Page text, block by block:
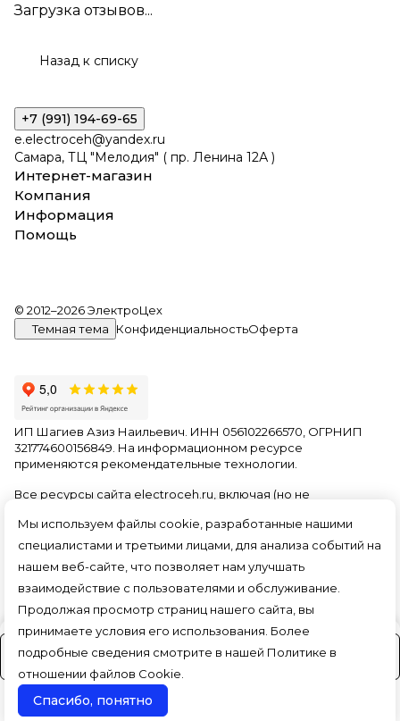
Загрузка отзывов...
Назад к списку
Мы используем файлы cookie, разработанные нашими
специалистами и третьими лицами, для анализа событий на
нашем веб-сайте, что позволяет нам улучшать
взаимодействие с пользователями и обслуживание.
Продолжая просмотр страниц нашего сайта, вы
принимаете условия его использования. Более
подробные сведения смотрите в нашей Политике в
отношении файлов Cookie
Спасибо, понятно
На заказ (3-4 дня)
+7 (991) 194-69-65
e.electroceh@yandex.ru
Самара, ТЦ "Мелодия" ( пр. Ленина 12А )
Интернет-магазин
Компания
Информация
Помощь
© 2012–2026 ЭлектроЦех
Темная тема
КонфиденциальностьОферта
ИП Шагиев Азиз Наильевич. ИНН 056102266570, ОГРНИП
321774600156849. На информационном ресурсе
применяются рекомендательные технологии
Все ресурсы сайта electroceh.ru, включая (но не
и видео информацию, структуру, дизайн и оформление
страниц, доменное имя, фирменное наименование
являются объектами авторского права и прав на
интеллектуальную собственность, защищены российским
законодательством и международными соглашениями об
охране авторских прав.Читать далее